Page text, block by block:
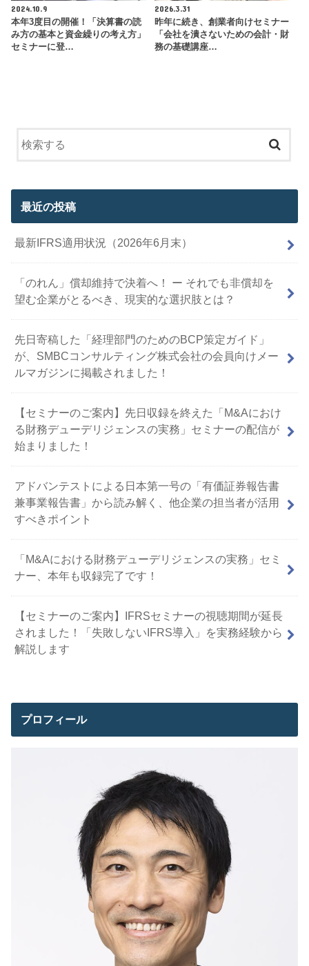
2024.10.9
本年3度目の開催！「決算書の読
み方の基本と資金繰りの考え方」
セミナーに登…
2026.3.31
昨年に続き、創業者向けセミナー
「会社を潰さないための会計・財
務の基礎講座…
最近の投稿
最新IFRS適用状況（2026年6月末）
「のれん」償却維持で決着へ！ ー それでも非償却を
望む企業がとるべき、現実的な選択肢とは？
先日寄稿した「経理部門のためのBCP策定ガイド」
が、SMBCコンサルティング株式会社の会員向けメー
ルマガジンに掲載されました！
【セミナーのご案内】先日収録を終えた「M&Aにおけ
る財務デューデリジェンスの実務」セミナーの配信が
始まりました！
アドバンテストによる日本第一号の「有価証券報告書
兼事業報告書」から読み解く、他企業の担当者が活用
すべきポイント
「M&Aにおける財務デューデリジェンスの実務」セミ
ナー、本年も収録完了です！
【セミナーのご案内】IFRSセミナーの視聴期間が延長
されました！「失敗しないIFRS導入」を実務経験から
解説します
プロフィール